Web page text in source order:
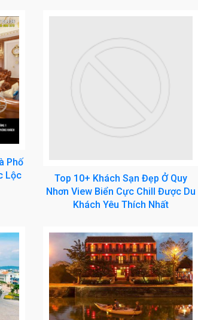
Phố
Lộc
Top 10+ Khách Sạn Đẹp Ở Quy
Nhơn View Biển Cực Chill Được Du
Khách Yêu Thích Nhất